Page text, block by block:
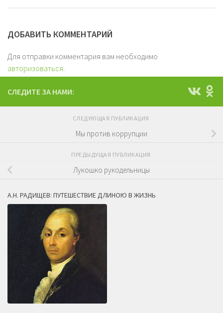
ДОБАВИТЬ КОММЕНТАРИЙ
Для отправки комментария вам необходимо
авторизоваться.
СЛЕДИТЕ ЗА НАМИ:
СЛЕДУЮЩАЯ ПУБЛИКАЦИЯ
Мы против коррупции
ПРЕДЫДУЩАЯ ПУБЛИКАЦИЯ
Лукошко рукодельницы
А.Н. РАДИЩЕВ: ПУТЕШЕСТВИЕ ДЛИНОЮ В ЖИЗНЬ